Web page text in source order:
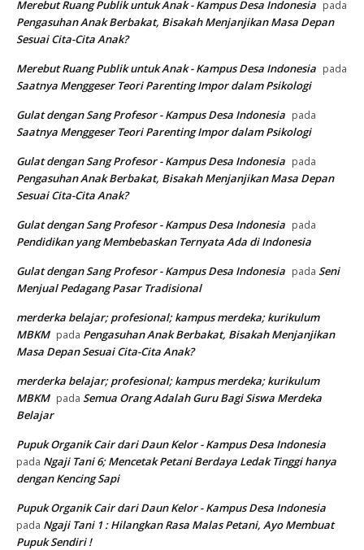
Merebut Ruang Publik untuk Anak - Kampus Desa Indonesia pada
Pengasuhan Anak Berbakat, Bisakah Menjanjikan Masa Depan
Sesuai Cita-Cita Anak?
Merebut Ruang Publik untuk Anak - Kampus Desa Indonesia pada
Saatnya Menggeser Teori Parenting Impor dalam Psikologi
Gulat dengan Sang Profesor - Kampus Desa Indonesia pada
Saatnya Menggeser Teori Parenting Impor dalam Psikologi
Gulat dengan Sang Profesor - Kampus Desa Indonesia pada
Pengasuhan Anak Berbakat, Bisakah Menjanjikan Masa Depan
Sesuai Cita-Cita Anak?
Gulat dengan Sang Profesor - Kampus Desa Indonesia pada
Pendidikan yang Membebaskan Ternyata Ada di Indonesia
Gulat dengan Sang Profesor - Kampus Desa Indonesia pada Seni
Menjual Pedagang Pasar Tradisional
merderka belajar; profesional; kampus merdeka; kurikulum
MBKM pada Pengasuhan Anak Berbakat, Bisakah Menjanjikan
Masa Depan Sesuai Cita-Cita Anak?
merderka belajar; profesional; kampus merdeka; kurikulum
MBKM pada Semua Orang Adalah Guru Bagi Siswa Merdeka
Belajar
Pupuk Organik Cair dari Daun Kelor - Kampus Desa Indonesia
pada Ngaji Tani 6; Mencetak Petani Berdaya Ledak Tinggi hanya
dengan Kencing Sapi
Pupuk Organik Cair dari Daun Kelor - Kampus Desa Indonesia
pada Ngaji Tani 1 : Hilangkan Rasa Malas Petani, Ayo Membuat
Pupuk Sendiri !